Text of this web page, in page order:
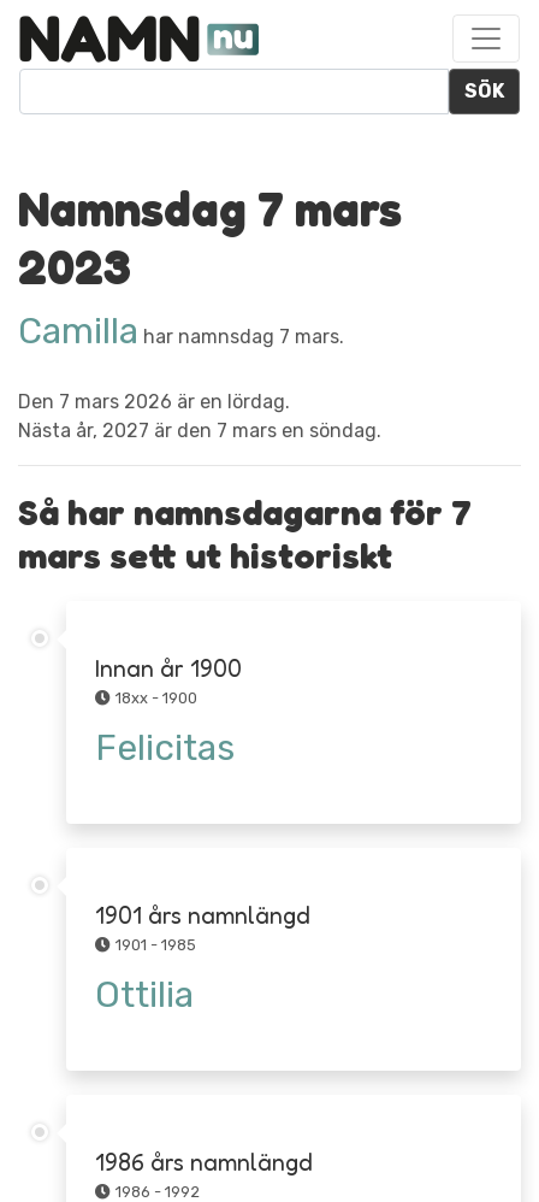
SÖK
Namnsdag 7 mars
2023
Camilla har namnsdag 7 mars.
Den 7 mars 2026 är en lördag.
Nästa år, 2027 är den 7 mars en söndag.
Så har namnsdagarna för 7
mars sett ut historiskt
Innan år 1900
18xx - 1900
Felicitas
1901 års namnlängd
1901 - 1985
Ottilia
1986 års namnlängd
1986 - 1992